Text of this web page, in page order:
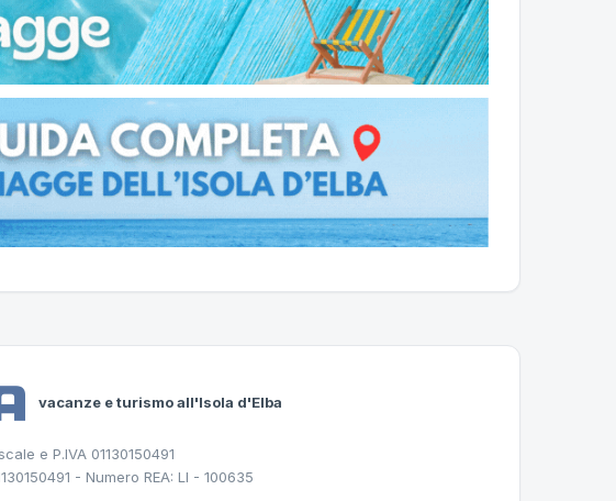
vacanze e turismo all'Isola d'Elba
e P.IVA 01130150491
- Numero REA: LI - 100635